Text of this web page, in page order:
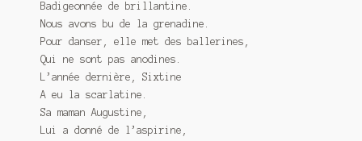
Badigeonnée de brillantine.
Nous avons bu de la grenadine.
Pour danser, elle met des ballerines,
Qui ne sont pas anodines.
L’année dernière, Sixtine
A eu la scarlatine.
Sa maman Augustine,
Lui a donné de l’aspirine,